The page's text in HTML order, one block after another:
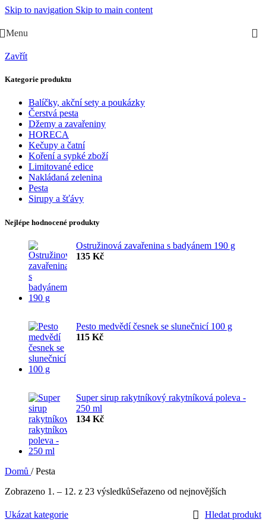
Skip to navigation Skip to main content
Menu
Zavřít
Kategorie produktu
Balíčky, akční sety a poukázky
Čerstvá pesta
Džemy a zavařeniny
HORECA
Kečupy a čatní
Koření a sypké zboží
Limitované edice
Nakládaná zelenina
Pesta
Sirupy a šťávy
Nejlépe hodnocené produkty
Ostružinová zavařenina s badyánem 190 g
135 Kč
Pesto medvědí česnek se slunečnicí 100 g
115 Kč
Super sirup rakytníkový rakytníková poleva -
250 ml
134 Kč
Domů / Pesta
Zobrazeno 1. – 12. z 23 výsledkůSeřazeno od nejnovějších
Ukázat kategorie Hledat produkt